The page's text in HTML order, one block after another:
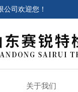
公司欢迎您！
关于我们